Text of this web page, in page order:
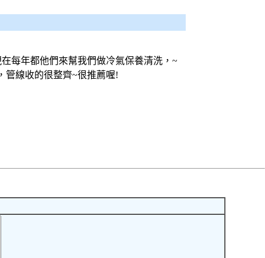
每年都他們來幫我們做冷氣保養清洗，~
管線收的很整齊~很推薦喔!